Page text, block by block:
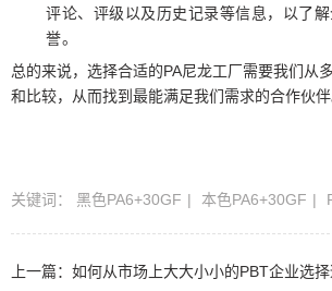
评论、评级以及历史记录等信息，以了
誉。
总的来说，选择合适的PA尼龙工厂需要我们从
和比较，从而找到最能满足我们需求的合作伙伴
关键词： 黑色PA6+30GF 本色PA6+30GF
上一篇： 如何从市场上大大小小的PBT企业选